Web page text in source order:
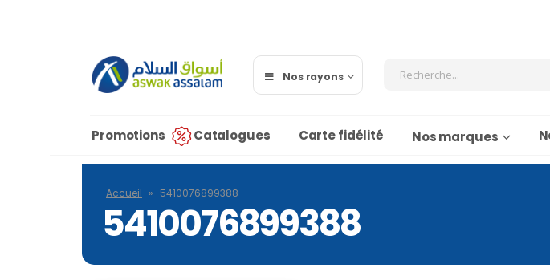
Nos rayons
Promotions Catalogues Carte fidélité Nos marques
Accueil » 5410076899388
5410076899388